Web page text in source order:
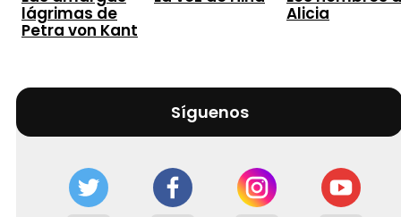
lágrimas de
Petra von Kant
Alicia
Síguenos